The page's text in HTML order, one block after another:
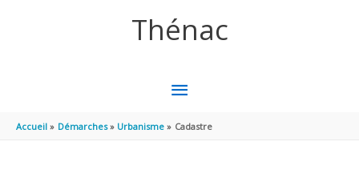
Thénac
MENU
PRINCIPAL
Accueil Démarches Urbanisme Cadastre